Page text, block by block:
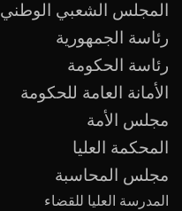
المجلس الشعبي الوطني
رئاسة الجمهورية
رئاسة الحكومة
الأمانة العامة للحكومة
مجلس الأمة
المحكمة العليا
مجلس المحاسبة
المدرسة العليا للقضاء